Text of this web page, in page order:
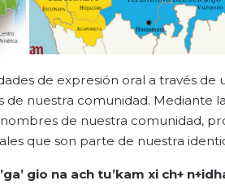
de expresión oral a través de
nuestra comunidad. Mediante
de nuestra comunidad,
que son parte de nuestra
’ gio na ach tu’kam xi ch+